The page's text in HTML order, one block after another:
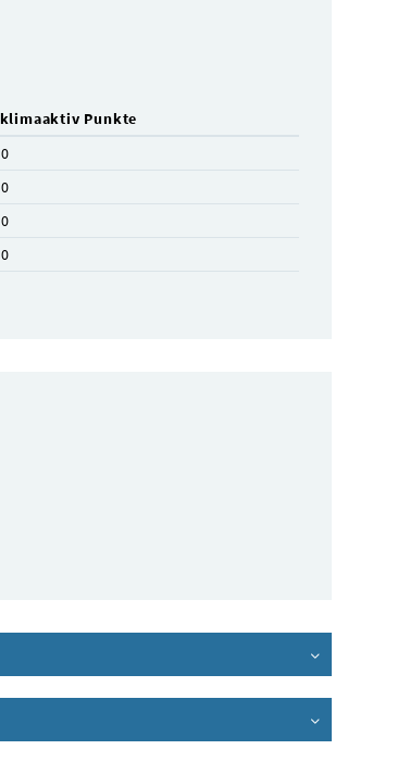
klimaaktiv Punkte
0
0
0
0